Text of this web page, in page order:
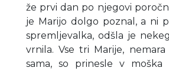
že prvi dan po njegovi
je Marijo dolgo poznal, a ni
spremljevalka, odšla je
vrnila. Vse tri Marije,
sama, so prinesle v moška